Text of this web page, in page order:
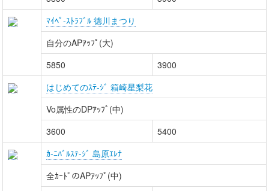
ﾏｲﾍﾟ-ｽﾄﾗﾌﾞﾙ 徳川まつり
自分のAPｱｯﾌﾟ(大)
5850
3900
はじめてのｽﾃ-ｼﾞ 箱崎星梨花
Vo属性のDPｱｯﾌﾟ(中)
3600
5400
ｶ-ﾆﾊﾞﾙｽﾃ-ｼﾞ 島原ｴﾚﾅ
全ｶｰﾄﾞのAPｱｯﾌﾟ(中)